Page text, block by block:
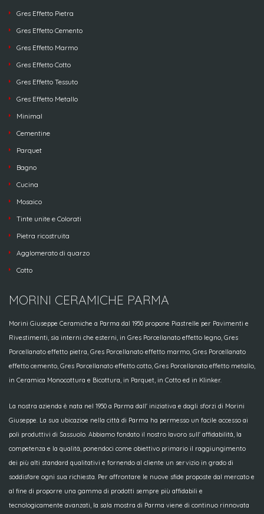
Gres Effetto Pietra
Gres Effetto Cemento
Gres Effetto Marmo
Gres Effetto Cotto
Gres Effetto Tessuto
Gres Effetto Metallo
Minimal
Cementine
Parquet
Bagno
Cucina
Mosaico
Tinte unite e Colorati
Pietra ricostruita
Agglomerato di quarzo
Cotto
MORINI CERAMICHE PARMA
Morini Giuseppe Ceramiche a Parma dal 1950 propone Piastrelle per Pavimenti e
Rivestimenti, sia interni che esterni, in Gres Porcellanato effetto legno, Gres
Porcellanato effetto pietra, Gres Porcellanato effetto marmo, Gres Porcellanato
effetto cemento, Gres Porcellanato effetto cotto, Gres Porcellanato effetto metallo,
in Ceramica Monocottura e Bicottura, in Parquet, in Cotto ed in Klinker.
La nostra azienda è nata nel 1950 a Parma dall' iniziativa e dagli sforzi di Morini
Giuseppe. La sua ubicazioe nella città di Parma ha permesso un facile accesso ai
poli produttivi di Sassuolo. Abbiamo fondato il nostro lavoro sull' affidabilità, la
competenza e la qualità, ponendoci come obiettivo primario il raggiungimento
dei più alti standard qualitativi e fornendo al cliente un servizio in grado di
soddisfare ogni sua richiesta. Per affrontare le nuove sfide proposte dal mercato e
al fine di proporre una gamma di prodotti sempre più affidabili e
tecnologicamente avanzati, la sala mostra di Parma viene di continuo rinnovata